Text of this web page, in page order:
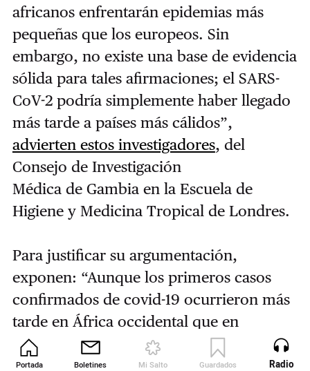
Portada Boletines Mi Salto Guardados Revista
africanos enfrentarán epidemias más
pequeñas que los europeos. Sin
embargo, no existe una base de evidencia
sólida para tales afirmaciones; el SARS-
CoV-2 podría simplemente haber llegado
más tarde a países más cálidos”,
advierten estos investigadores, del
Consejo de Investigación
Médica de Gambia en la Escuela de
Higiene y Medicina Tropical de Londres.
Para justificar su argumentación,
exponen: “Aunque los primeros casos
confirmados de covid-19 ocurrieron más
tarde en África occidental que en
Europa, una vez que estos primeros
casos se confirmaron en África
Radio